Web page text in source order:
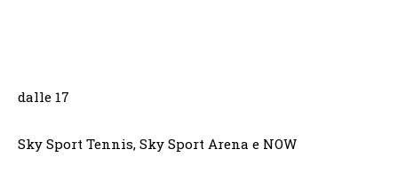
dalle 17
Sky Sport Tennis, Sky Sport Arena e NOW